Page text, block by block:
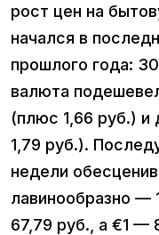
рост цен на
начался в
прошлого года:
валюта
(плюс 1,66 руб.) и
1,79 руб.).
недели
лавинообразно —
67,79 руб., а €1 —